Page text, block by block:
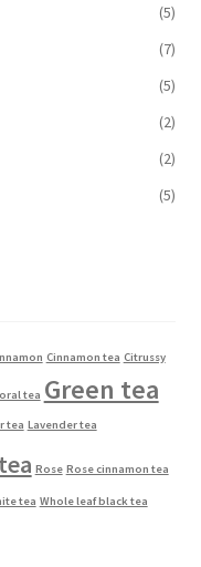
(5)
(7)
(5)
(2)
(2)
(5)
Cinnamon tea Citrussy
tea Green tea
tea Lavender tea
Rose Rose cinnamon tea
tea Whole leaf black tea